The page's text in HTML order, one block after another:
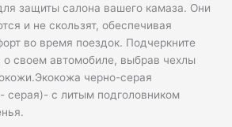
защиты салона вашего камаза. Они
и не скользят, обеспечивая
во время поездок. Подчеркните
о своем автомобиле, выбрав чехлы
черно-серая
серая)- с литым подголовником